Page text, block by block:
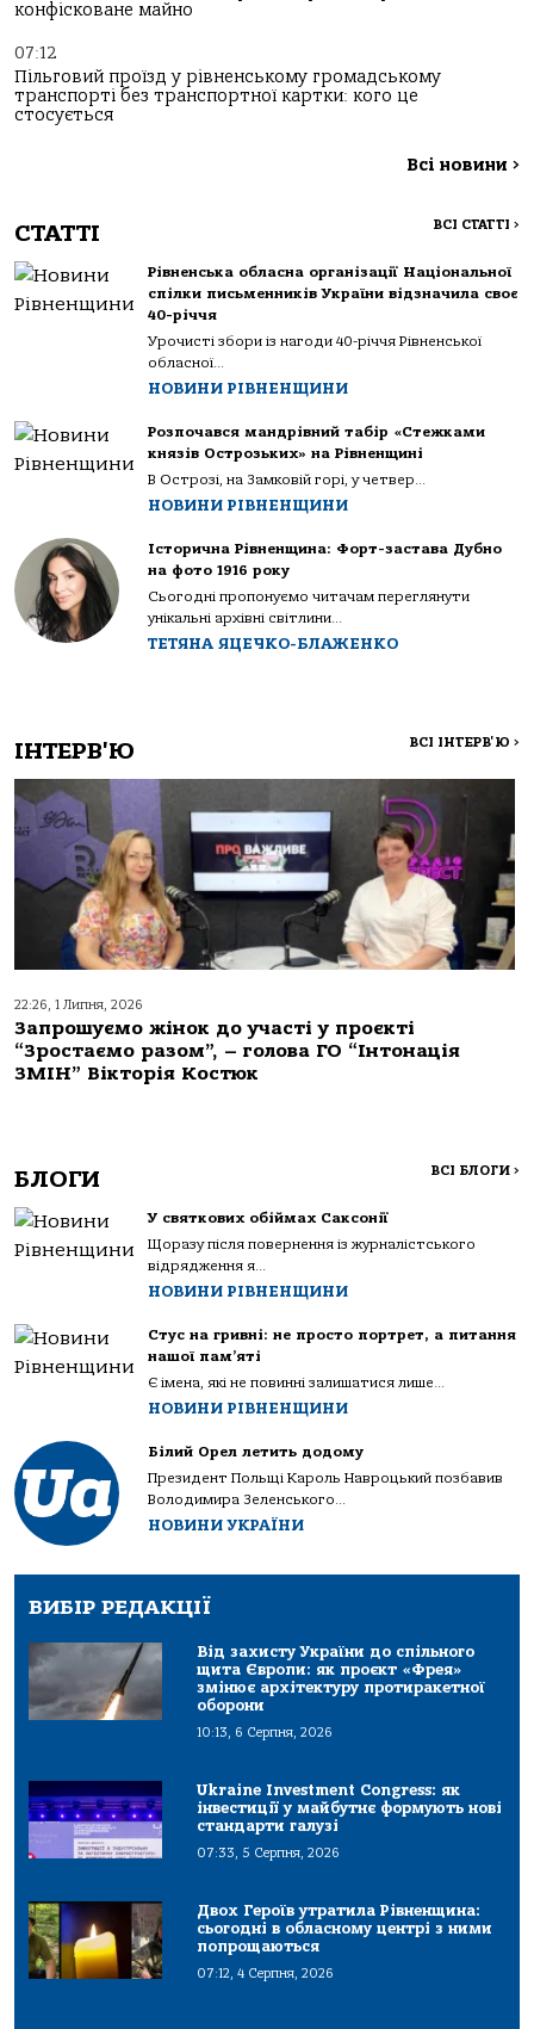
конфісковане майно
07:12
Пільговий проїзд у рівненському громадському
транспорті без транспортної картки: кого це
стосується
Всі новини >
СТАТТІ ВСІ СТАТТІ >
Рівненська обласна організації Національної
спілки письменників України відзначила своє
40-річчя
Урочисті збори із нагоди 40-річчя Рівненської
обласної...
НОВИНИ РІВНЕНЩИНИ
Розпочався мандрівний табір «Стежками
князів Острозьких» на Рівненщині
В Острозі, на Замковій горі, у четвер...
НОВИНИ РІВНЕНЩИНИ
Історична Рівненщина: Форт-застава Дубно
на фото 1916 року
Сьогодні пропонуємо читачам переглянути
унікальні архівні світлини...
ТЕТЯНА ЯЦЕЧКО-БЛАЖЕНКО
ІНТЕРВ'Ю ВСІ ІНТЕРВ'Ю >
22:26, 1 Липня, 2026
Запрошуємо жінок до участі у проєкті
“Зростаємо разом”, – голова ГО “Інтонація
ЗМІН” Вікторія Костюк
БЛОГИ ВСІ БЛОГИ >
У святкових обіймах Саксонії
Щоразу після повернення із журналістського
відрядження я...
НОВИНИ РІВНЕНЩИНИ
Стус на гривні: не просто портрет, а питання
нашої пам’яті
Є імена, які не повинні залишатися лише...
НОВИНИ РІВНЕНЩИНИ
Білий Орел летить додому
Президент Польщі Кароль Навроцький позбавив
Володимира Зеленського...
НОВИНИ УКРАЇНИ
ВИБІР РЕДАКЦІЇ
Від захисту України до спільного
щита Європи: як проєкт «Фрея»
змінює архітектуру протиракетної
оборони
10:13, 6 Серпня, 2026
Ukraine Investment Congress: як
інвестиції у майбутнє формують нові
стандарти галузі
07:33, 5 Серпня, 2026
Двох Героїв утратила Рівненщина:
сьогодні в обласному центрі з ними
попрощаються
07:12, 4 Серпня, 2026